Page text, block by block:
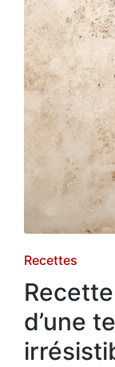
Posted
in
Recettes
d’une